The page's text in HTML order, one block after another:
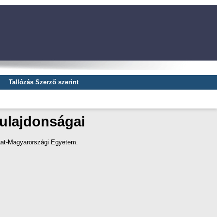
Tallózás Szerző szerint
Magyarországi Egyetem.